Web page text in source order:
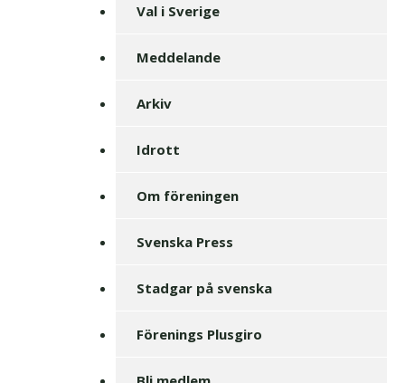
Val i Sverige
Meddelande
Arkiv
Idrott
Om föreningen
Svenska Press
Stadgar på svenska
Förenings Plusgiro